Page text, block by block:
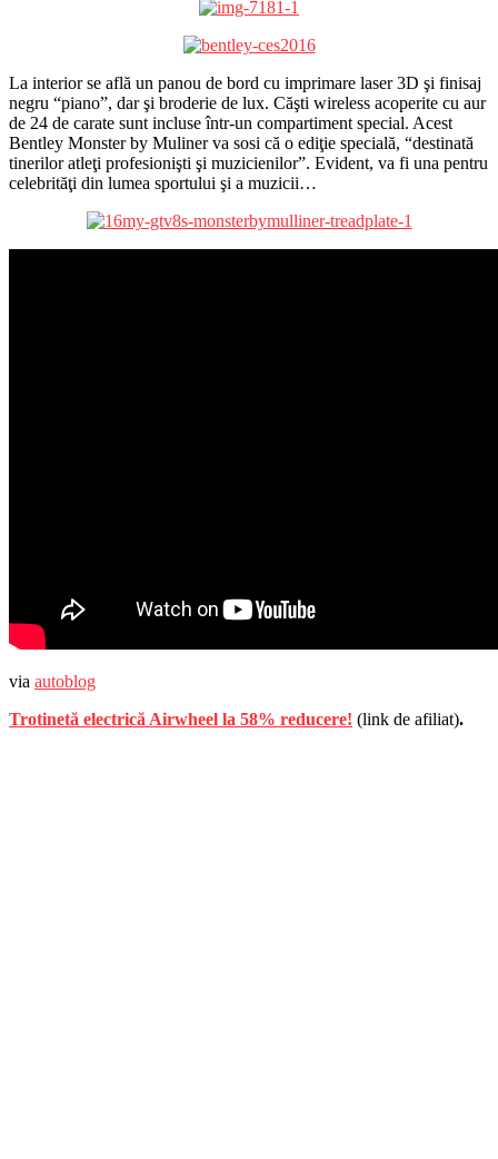
La interior se află un panou de bord cu imprimare laser 3D şi finisaj
negru “piano”, dar şi broderie de lux. Căşti wireless acoperite cu aur
de 24 de carate sunt incluse într-un compartiment special. Acest
Bentley Monster by Muliner va sosi că o ediţie specială, “destinată
tinerilor atleţi profesionişti şi muzicienilor”. Evident, va fi una pentru
celebrităţi din lumea sportului şi a muzicii…
via autoblog
Trotinetă electrică Airwheel la 58% reducere! (link de afiliat).